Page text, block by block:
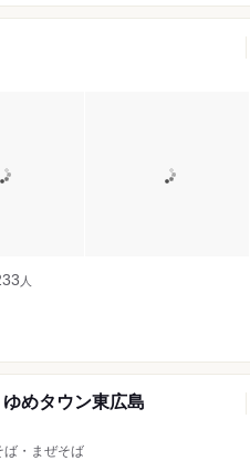
人
めタウン東広島
ば・まぜそば